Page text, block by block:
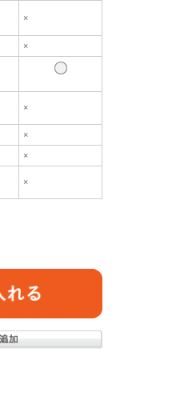
×
×
×
×
×
×